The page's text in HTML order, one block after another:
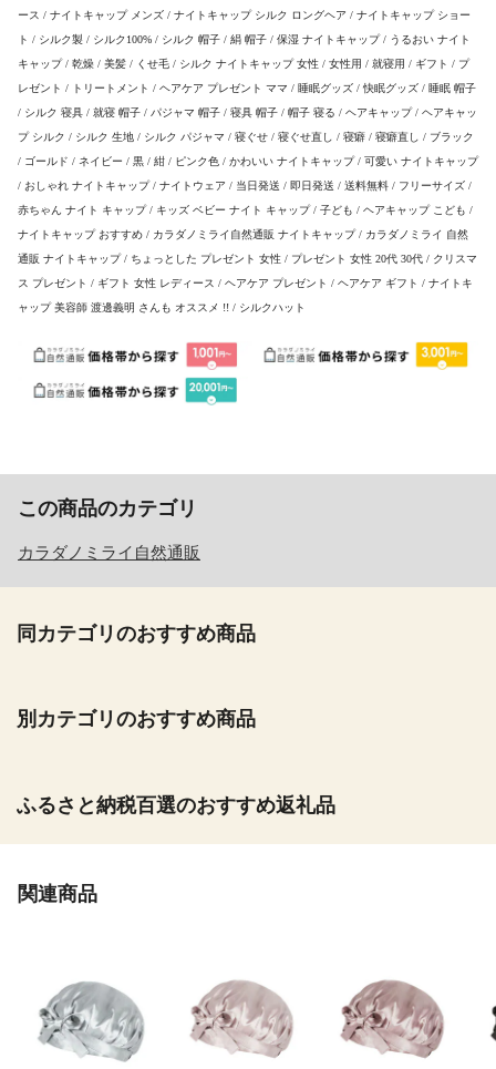
ース / ナイトキャップ メンズ / ナイトキャップ シルク ロングヘア / ナイトキャップ ショー
ト / シルク製 / シルク100% / シルク 帽子 / 絹 帽子 / 保湿 ナイトキャップ / うるおい ナイト
キャップ / 乾燥 / 美髪 / くせ毛 / シルク ナイトキャップ 女性 / 女性用 / 就寝用 / ギフト / プ
レゼント / トリートメント / ヘアケア プレゼント ママ / 睡眠グッズ / 快眠グッズ / 睡眠 帽子
/ シルク 寝具 / 就寝 帽子 / パジャマ 帽子 / 寝具 帽子 / 帽子 寝る / ヘアキャップ / ヘアキャッ
プ シルク / シルク 生地 / シルク パジャマ / 寝ぐせ / 寝ぐせ直し / 寝癖 / 寝癖直し / ブラック
/ ゴールド / ネイビー / 黒 / 紺 / ピンク色 / かわいい ナイトキャップ / 可愛い ナイトキャップ
/ おしゃれ ナイトキャップ / ナイトウェア / 当日発送 / 即日発送 / 送料無料 / フリーサイズ /
赤ちゃん ナイト キャップ / キッズ ベビー ナイト キャップ / 子ども / ヘアキャップ こども /
ナイトキャップ おすすめ / カラダノミライ自然通販 ナイトキャップ / カラダノミライ 自然
通販 ナイトキャップ / ちょっとした プレゼント 女性 / プレゼント 女性 20代 30代 / クリスマ
ス プレゼント / ギフト 女性 レディース / ヘアケア プレゼント / ヘアケア ギフト / ナイトキ
ャップ 美容師 渡邊義明 さんも オススメ !! / シルクハット
この商品のカテゴリ
カラダノミライ自然通販
同カテゴリのおすすめ商品
別カテゴリのおすすめ商品
ふるさと納税百選のおすすめ返礼品
関連商品